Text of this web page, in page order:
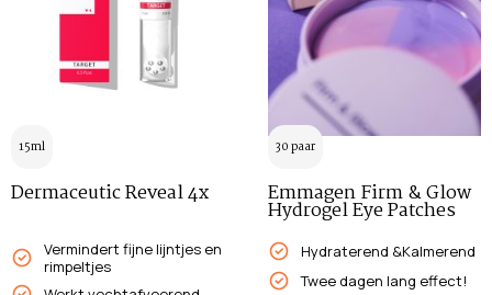
15ml
Dermaceutic Reveal 4x
Vermindert fijne lijntjes en
rimpeltjes
30 paar
Emmagen Firm & Glow
Hydrogel Eye Patches
Hydraterend &Kalmerend
Twee dagen lang effect!